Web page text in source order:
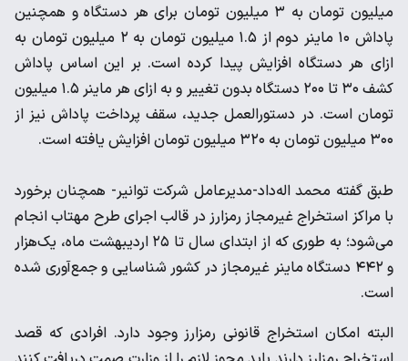
میلیون تومان به ۳ میلیون تومان برای هر دستگاه و همچنین
پاداش ۱۰ ماینر دوم از ۱.۵ میلیون تومان به ۲ میلیون تومان به
ازای هر دستگاه افزایش پیدا کرده است. بر این اساس پاداش
کشف ۳۰ تا ۲۰۰ دستگاه بدون تغییر و به ازای هر ماینر ۱.۵ میلیون
تومان است. در دستورالعمل جدید، سقف پرداخت پاداش نیز از
۳۰۰ میلیون تومان به ۳۲۰ میلیون تومان افزایش یافته است.
طبق گفته محمد اله‌داد-مدیرعامل شرکت توانیر- همچنان برخورد
با مراکز استخراج غیرمجاز رمزارز در قالب اجرای طرح مهتاب انجام
می‌شود؛ به طوری که از ابتدای سال تا ۲۵ اردیبهشت ماه، یک‌هزار
و ۴۴۲ دستگاه ماینر غیرمجاز در کشور شناسایی و جمع‌آوری شده
است.
البته امکان استخراج قانونی رمزارز وجود دارد. افرادی که قصد